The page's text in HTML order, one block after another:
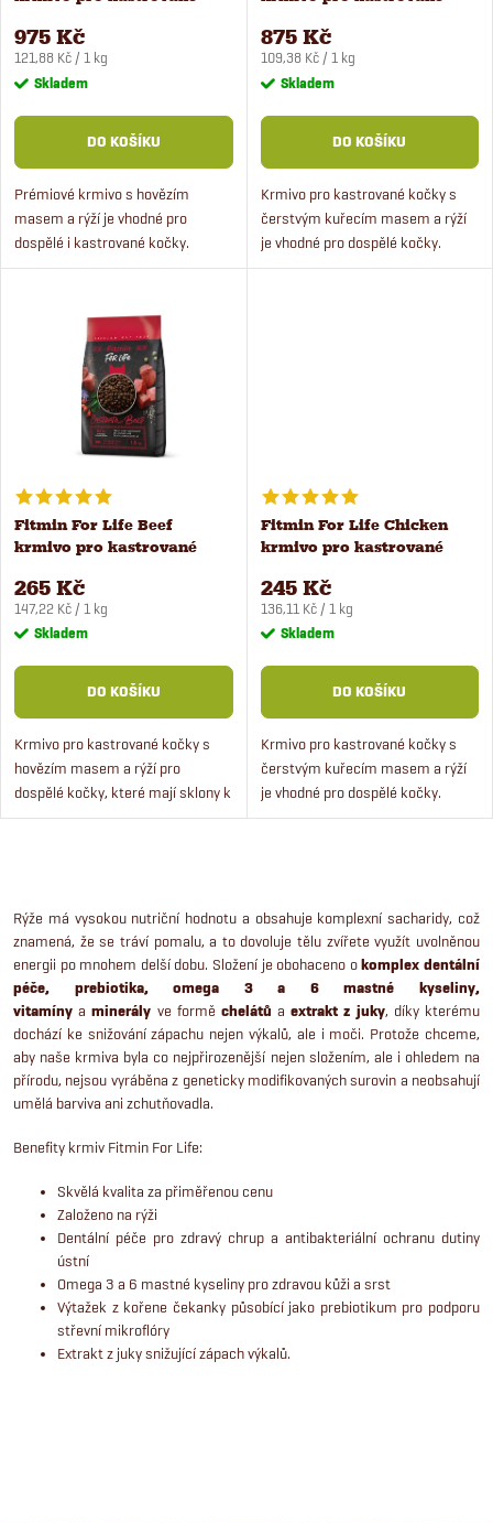
r
o
d
u
k
p
r
o
d
u
975 Kč
Měrná
cena:
121,88 Kč / 1 kg
Skladem
DO KOŠÍKU
Prémiové krmivo s hovězím
masem a rýží je vhodné pro
dospělé i kastrované kočky.
Krmivo obsahuje čerstvé maso,
Krmivo má vynikající chutnost a
875 Kč
Měrná
cena:
109,38 Kč / 1 kg
Skladem
DO KOŠÍKU
Krmivo pro kastrované kočky s
čerstvým kuřecím masem a rýží
je vhodné pro dospělé kočky.
Krmivo obsahuje minerály a
Fitmin For Life Beef
krmivo pro kastrované
265 Kč
Měrná
cena:
147,22 Kč / 1 kg
Skladem
DO KOŠÍKU
Krmivo pro kastrované kočky s
hovězím masem a rýží pro
dospělé kočky, které mají sklony k
obezitě. Prémiové krmivo s
Fitmin For Life Chicken
krmivo pro kastrované
245 Kč
Měrná
cena:
136,11 Kč / 1 kg
Skladem
DO KOŠÍKU
Krmivo pro kastrované kočky s
čerstvým kuřecím masem a rýží
je vhodné pro dospělé kočky.
Krmivo obsahuje minerály a
v
l
á
d
a
c
Rýže má vysokou nutriční hodnotu a obsahuje komplexní sacharidy, což
znamená, že se tráví pomalu, a to dovoluje tělu zvířete využít uvolněnou
energii po mnohem delší dobu. Složení je obohaceno o komplex dentální
péče, prebiotika, omega 3 a 6 mastné kyseliny,
vitamíny a minerály ve formě chelátů a extrakt z juky, díky kterému
dochází ke snižování zápachu nejen výkalů, ale i moči. Protože chceme,
aby naše krmiva byla co nejpřirozenější nejen složením, ale i ohledem na
přírodu, nejsou vyráběna z geneticky modifikovaných surovin a neobsahují
umělá barviva ani zchutňovadla.
Benefity krmiv Fitmin For Life:
Skvělá kvalita za přiměřenou cenu
Založeno na rýži
Dentální péče pro zdravý chrup a antibakteriální ochranu dutiny
ústní
Omega 3 a 6 mastné kyseliny pro zdravou kůži a srst
Výtažek z kořene čekanky působící jako prebiotikum pro podporu
střevní mikroflóry
Extrakt z juky snižující zápach výkalů.